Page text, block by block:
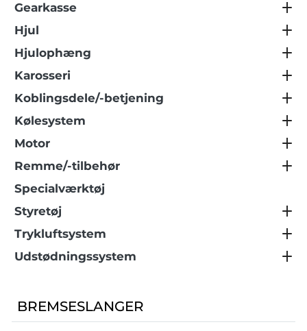
Gearkasse
Hjul
Hjulophæng
Karosseri
Koblingsdele/-betjening
Kølesystem
Motor
Remme/-tilbehør
Specialværktøj
Styretøj
Trykluftsystem
Udstødningssystem
BREMSESLANGER